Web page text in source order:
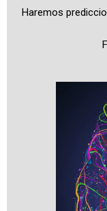
Haremos